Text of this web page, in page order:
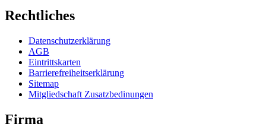
Rechtliches
Datenschutzerklärung
AGB
Eintrittskarten
Barrierefreiheitserklärung
Sitemap
Mitgliedschaft Zusatzbedinungen
Firma